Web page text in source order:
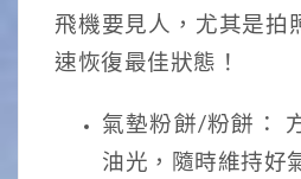
飛機要見人，尤其是拍
速恢復最佳狀態！
氣墊粉餅/粉餅：
油光，隨時維持好